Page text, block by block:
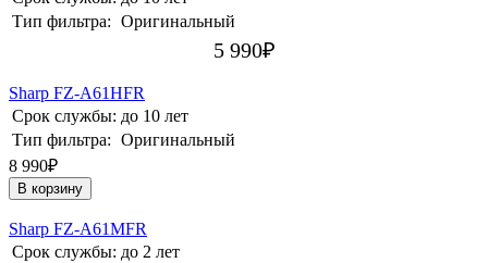
Тип фильтра: Оригинальный
5 990₽
Sharp FZ-A61HFR
Срок службы: до 10 лет
Тип фильтра: Оригинальный
8 990₽
В корзину
Sharp FZ-A61MFR
Срок службы: до 2 лет